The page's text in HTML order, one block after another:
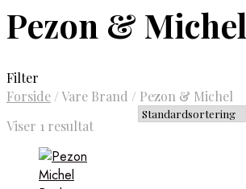
Pezon & Michel
Filter
Forside /Vare Brand / Pezon & Michel
Viser 1 resultat